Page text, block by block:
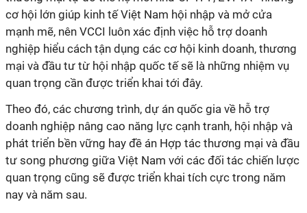
cơ hội lớn giúp kinh tế Việt Nam hội nhập và mở cửa
mạnh mẽ, nên VCCI luôn xác định việc hỗ trợ doanh
nghiệp hiểu cách tận dụng các cơ hội kinh doanh, thương
mại và đầu tư từ hội nhập quốc tế sẽ là những nhiệm vụ
quan trọng cần được triển khai tới đây.
Theo đó, các chương trình, dự án quốc gia về hỗ trợ
doanh nghiệp nâng cao năng lực cạnh tranh, hội nhập và
phát triển bền vững hay đề án Hợp tác thương mại và đầu
tư song phương giữa Việt Nam với các đối tác chiến lược
quan trọng cũng sẽ được triển khai tích cực trong năm
nay và năm sau.